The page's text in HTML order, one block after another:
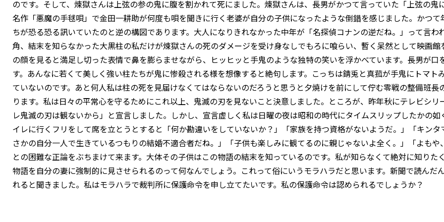
のです。そして、煉獄さんは上弦の参の鬼に腹を割かれて死にました。煉獄さんは、長男がかつて言っていた「上弦の
名作「悪魔の手毬唄」で金田一耕助が何度も唄を聞きに行く老婆が自分の子供になったような倒錯を感じました。かつ
ちが恐る恐る訊いていたのと逆の構図であります。大人になりきれなかった中年が「名探偵コナンの逆だね。」って言
角、結末を知らなかった大黒柱の私だけが煉獄さんの死のダメージを受け身なしでもろに喰らい、暫く呆然として映画
の顔を見ると満足し切った表情で鼻を膨らませながら、ヒッヒッと手鬼のような独特の笑いを浮かべています。長男が
す。あんなに若くて美しく強い柱たちが鬼に惨殺される様を想像すると絶句します。こっちは錆兎と真菰が手鬼にトマ
ていないのです。あと何人私は柱の死を見届けなくてはならないのだろうと思うと夕焼けを前にして佇む零戦の整備班
ります。私は日々の平常心を守るためにこれ以上、鬼滅の刃を見ないこと決意しました。ところが、昨年秋にテレビシ
レ鬼滅の刃は観ないから」と宣言しました。しかし、宣言虚しく私は日曜の夜は昭和の時代にタイムスリップしたかの
イレに行くフリをして席を立とうとすると「何か勘違いをしていないか？」「家族を持つ資格がないようだ。」「キン
さかの自分一人で生きているつもりの結婚不適合者だね。」「子供も楽しみに観てるのに親じゃないよ全く。」「よも
との困難な正論をぶちまけて来ます。大体その子供はこの物語の結末を知っているのです。私が知らなくて絶対に知り
物語を自分の妻に強制的に見させられるのって何なんでしょう。これって俗にいうモラハラだと思います。新聞で読ん
れると聞きました。私はモラハラで裁判所に保護命令を申し立てたいです。私の保護命令は認められるでしょうか？